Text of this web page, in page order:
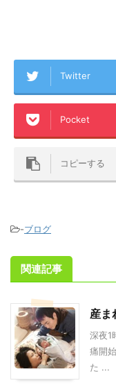
Twitter
Pocket
コピーする
-ブログ
関連記事
産ま
深夜1
痛開
た ...